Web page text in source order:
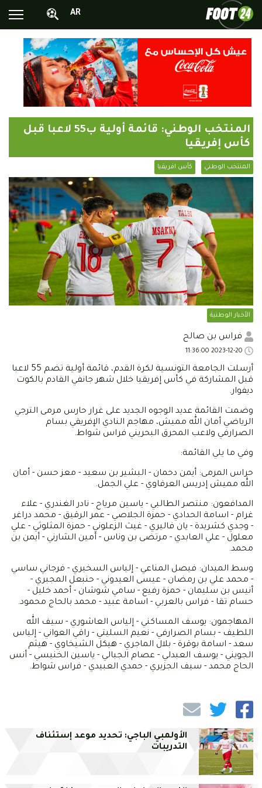
الأخبار الوطنية
الأخبار العالمية
محترفونا بالخارج
ألبومات الصور
أخبار متفرقة
البرامج
البث المباشر
Chrono24
Sports 24
AR
المنتخب الوطني: قائمة أولية ب55 لاعبا قبل
كأس إفريقيا
المنتخب الوطني كأس افريقيا
الأخبار الوطنية
فراس بن صالح
أرسلت الجامعة التونسية لكرة القدم، قائمة أولية تضم 55 لاعبا
قبل المشاركة في كأس إفريقيا خلال شهر جانفي القادم بالكوت
ديفوار.
وضمت القائمة عديد الوجوه الجديد على غرار حارس مرمى الترجي
الرياضي أمان الله مميش، مهاجم النادي الإفريقي بسام
الصرارفي ولاعب المحرق البحريني فراس شواط.
وفي ما يلي القائمة:
حراس المرمى: أيمن دحمان - البشير بن سعيد - معز حسن - أمان
الله مميش إدريس العرفاوي - علي الجمل.
المدافعون: منتصر الطالبي - ياسين مرياح - نادر الغندري - علاء
غرام - اسامة الحدادي - حمزة الجلاصي - عمر الرقيق - محمد دراغر
- وجدي كشريدة - يان فاليري - غيث الزعلوني - حمزة المثلوثي - علي
معلول - علي العابدي - مرتضى بن وناس - أمين الشارني - أيمن بن
محمد.
وسط الميدان: فيصل المناعي - إلياس السخيري - فرجاني ساسي
- محمد علي بن رمضان - عيسى العيدوني - حنبعل المجبري -
أنيس بن سليمان - حمزة رفيع - سامي شوشان - أحمد خليل -
حسام تقا - فراس بالعربي - اسامة عبيد - محمد بالحاج محمود.
المهاجمون: يوسف المساكني - إلياس العاشوري - سيف الله
اللطيف - بسام الصرارفي - نعيم السليتي - راقي العواني - إلياس
سعد - اسامة بوقرة - بلال الماجري - هيكل الشيخاوي - هيثم
الجويني - يوسف العبدلي - عصام الجبالي - ياسين الخنيسي - أنس
الحاج محمد - سيف الجزيري - حمدي العبيدي - فراس شواط.
الأولمبي الباجي: تحديد موعد إستئناف
التدريبات